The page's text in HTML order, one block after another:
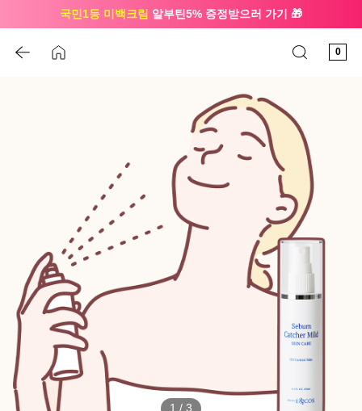
국민1등 미백크림 알부틴5% 증정받으러 가기 🎁
0
1 / 3